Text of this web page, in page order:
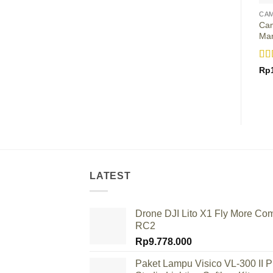
Rp
LATEST
Drone DJI Lito X1 Fly More
RC2
Rp9.778.000
Paket Lampu Visico VL-300 II